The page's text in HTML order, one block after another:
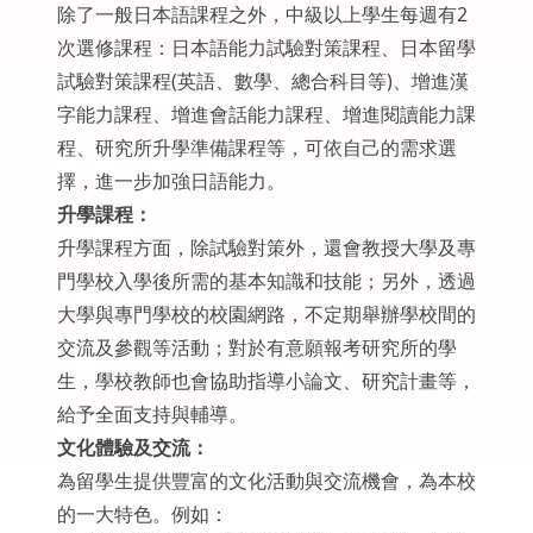
除了一般日本語課程之外，中級以上學生每週有2
次選修課程：日本語能力試驗對策課程、日本留學
試驗對策課程(英語、數學、總合科目等)、增進漢
字能力課程、增進會話能力課程、增進閱讀能力課
程、研究所升學準備課程等，可依自己的需求選
擇，進一步加強日語能力。
升學課程：
升學課程方面，除試驗對策外，還會教授大學及專
門學校入學後所需的基本知識和技能；另外，透過
大學與專門學校的校園網路，不定期舉辦學校間的
交流及參觀等活動；對於有意願報考研究所的學
生，學校教師也會協助指導小論文、研究計畫等，
給予全面支持與輔導。
文化體驗及交流：
為留學生提供豐富的文化活動與交流機會，為本校
的一大特色。例如：